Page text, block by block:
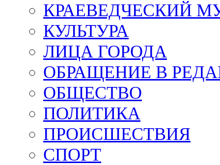
КРАЕВЕДЧЕСКИЙ
КУЛЬТУРА
ЛИЦА ГОРОДА
ОБРАЩЕНИЕ В
ОБЩЕСТВО
ПОЛИТИКА
ПРОИСШЕСТВИЯ
СПОРТ